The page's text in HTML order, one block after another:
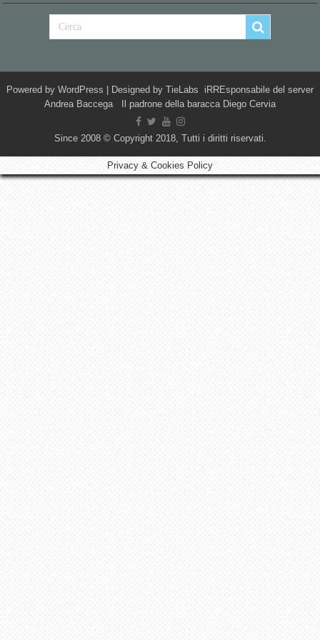
Powered by WordPress | Designed by TieLabs iRREsponsabile del server
Andrea Baccega Il padrone della baracca Diego Cervia
Since 2008 © Copyright 2018, Tutti i diritti riservati.
Privacy & Cookies Policy